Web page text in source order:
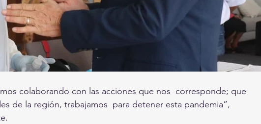
colaborando con las acciones que nos  corresponde; que
de la región, trabajamos  para detener esta pandemia”,